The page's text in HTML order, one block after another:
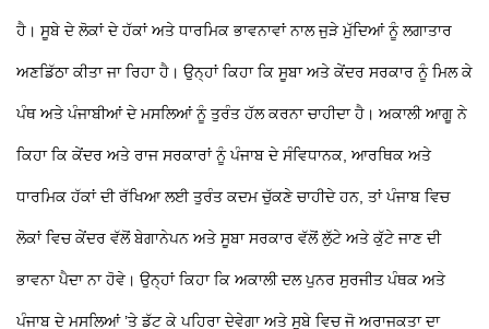
ਹੈ। ਸੂਬੇ ਦੇ ਲੋਕਾਂ ਦੇ ਹੱਕਾਂ ਅਤੇ ਧਾਰਮਿਕ ਭਾਵਨਾਵਾਂ ਨਾਲ ਜੁੜੇ ਮੁੱਦਿਆਂ ਨੂੰ ਲਗਾਤਾਰ
ਅਣਡਿੱਠਾ ਕੀਤਾ ਜਾ ਰਿਹਾ ਹੈ। ਉਨ੍ਹਾਂ ਕਿਹਾ ਕਿ ਸੂਬਾ ਅਤੇ ਕੇਂਦਰ ਸਰਕਾਰ ਨੂੰ ਮਿਲ ਕੇ
ਪੰਥ ਅਤੇ ਪੰਜਾਬੀਆਂ ਦੇ ਮਸਲਿਆਂ ਨੂੰ ਤੁਰੰਤ ਹੱਲ ਕਰਨਾ ਚਾਹੀਦਾ ਹੈ। ਅਕਾਲੀ ਆਗੂ ਨੇ
ਕਿਹਾ ਕਿ ਕੇਂਦਰ ਅਤੇ ਰਾਜ ਸਰਕਾਰਾਂ ਨੂੰ ਪੰਜਾਬ ਦੇ ਸੰਵਿਧਾਨਕ, ਆਰਥਿਕ ਅਤੇ
ਧਾਰਮਿਕ ਹੱਕਾਂ ਦੀ ਰੱਖਿਆ ਲਈ ਤੁਰੰਤ ਕਦਮ ਚੁੱਕਣੇ ਚਾਹੀਦੇ ਹਨ, ਤਾਂ ਪੰਜਾਬ ਵਿਚ
ਲੋਕਾਂ ਵਿਚ ਕੇਂਦਰ ਵੱਲੋਂ ਬੇਗਾਨੇਪਨ ਅਤੇ ਸੂਬਾ ਸਰਕਾਰ ਵੱਲੋਂ ਲੁੱਟੇ ਅਤੇ ਕੁੱਟੇ ਜਾਣ ਦੀ
ਭਾਵਨਾ ਪੈਦਾ ਨਾ ਹੋਵੇ। ਉਨ੍ਹਾਂ ਕਿਹਾ ਕਿ ਅਕਾਲੀ ਦਲ ਪੁਨਰ ਸੁਰਜੀਤ ਪੰਥਕ ਅਤੇ
ਪੰਜਾਬ ਦੇ ਮਸਲਿਆਂ ’ਤੇ ਡੱਟ ਕੇ ਪਹਿਰਾ ਦੇਵੇਗਾ ਅਤੇ ਸੂਬੇ ਵਿਚ ਜੋ ਅਰਾਜਕਤਾ ਦਾ